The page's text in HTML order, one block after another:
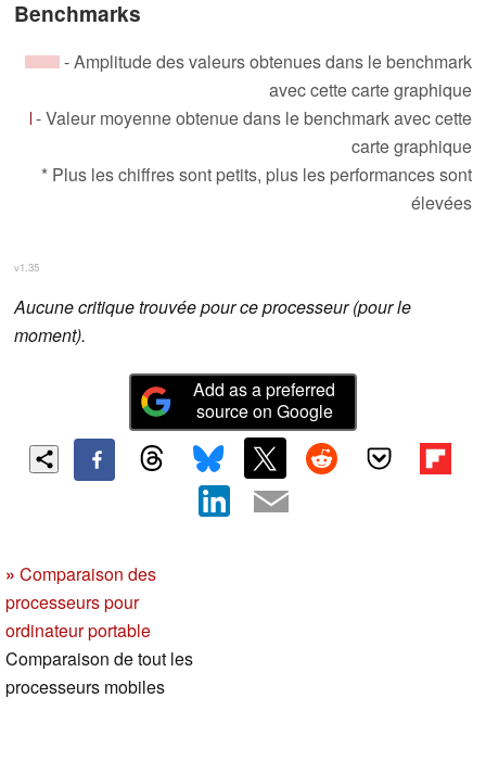
Benchmarks
- Amplitude des valeurs obtenues dans le benchmark
avec cette carte graphique
- Valeur moyenne obtenue dans le benchmark avec cette
carte graphique
* Plus les chiffres sont petits, plus les performances sont
élevées
v1.35
Aucune critique trouvée pour ce processeur (pour le
moment).
Add as a preferred
source on Google
» Comparaison des
processeurs pour
ordinateur portable
Comparaison de tout les
processeurs mobiles